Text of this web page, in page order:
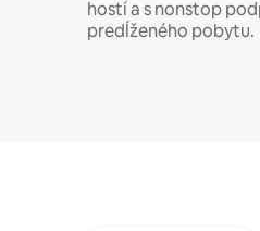
hostí a s nonstop
predĺženého pobytu.